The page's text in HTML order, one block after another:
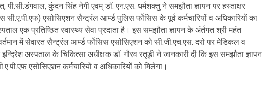
कुंदन सिंह नेगी एवम् डॉ. एन.एस. धर्मशक्तु ने समझौता ज्ञापन पर हस्ताक्षर
एसोसिएशन सैन्ट्रंल आर्म्ड पुलिस र्फोसिस के पूर्व कर्मचारियों व अधिकारियों का
एक प्रतिष्ठित स्वास्थ्य सेवा प्रदाता है। इस समझौता ज्ञापन के अंर्तगत श्री महंत
में सेवारत सैन्ट्रंल आर्म्ड र्फोसिस एसोसिएशन को सी.जी.एच.एस. दरो पर मेडिकल व
अस्पताल के चिकित्सा अधीक्षक डॉ. गौरव रतूड़ी ने जानकारी दी कि इस समझौता ज्ञापन
एसोसिएशन कर्मचारियों व अधिकारियों को मिलेगा।